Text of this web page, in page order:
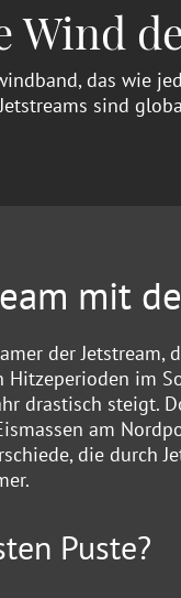
Wind
das wie
sind
mit
der
Hitzeperioden im
drastisch steigt.
am
die durch
Puste?